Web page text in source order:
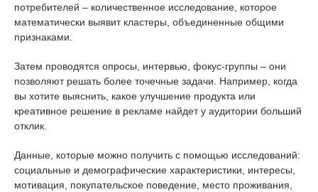
потребителей – количественное исследование, которое
математически выявит кластеры, объединенные общими
признаками.
Затем проводятся опросы, интервью, фокус-группы – они
позволяют решать более точечные задачи. Например, когда
вы хотите выяснить, какое улучшение продукта или
креативное решение в рекламе найдет у аудитории больший
отклик.
Данные, которые можно получить с помощью исследований:
социальные и демографические характеристики, интересы,
мотивация, покупательское поведение, место проживания,